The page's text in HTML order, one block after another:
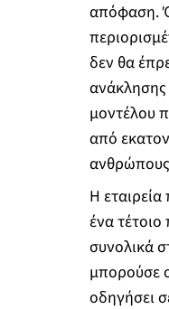
απόφαση.
δεν θα
μοντέλου
από
Η εταιρεία
ένα
συνολικά
μπορούσε
οδηγήσει